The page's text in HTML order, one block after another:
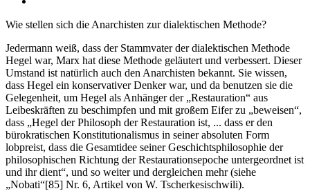
Wie stellen sich die Anarchisten zur dialektischen Methode?
Jedermann weiß, dass der Stammvater der dialektischen Methode
Hegel war, Marx hat diese Methode geläutert und verbessert. Dieser
Umstand ist natürlich auch den Anarchisten bekannt. Sie wissen,
dass Hegel ein konservativer Denker war, und da benutzen sie die
Gelegenheit, um Hegel als Anhänger der „Restauration“ aus
Leibeskräften zu beschimpfen und mit großem Eifer zu „beweisen“,
dass „Hegel der Philosoph der Restauration ist, ... dass er den
bürokratischen Konstitutionalismus in seiner absoluten Form
lobpreist, dass die Gesamtidee seiner Geschichtsphilosophie der
philosophischen Richtung der Restaurationsepoche untergeordnet ist
und ihr dient“, und so weiter und dergleichen mehr (siehe
„Nobati“[85] Nr. 6, Artikel von W. Tscherkesischwili).